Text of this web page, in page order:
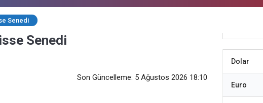
Senedi
Senedi
Son Güncelleme: 5 Ağustos 2026 18:10
Dolar
Euro